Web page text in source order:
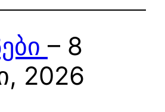
– 8
2026